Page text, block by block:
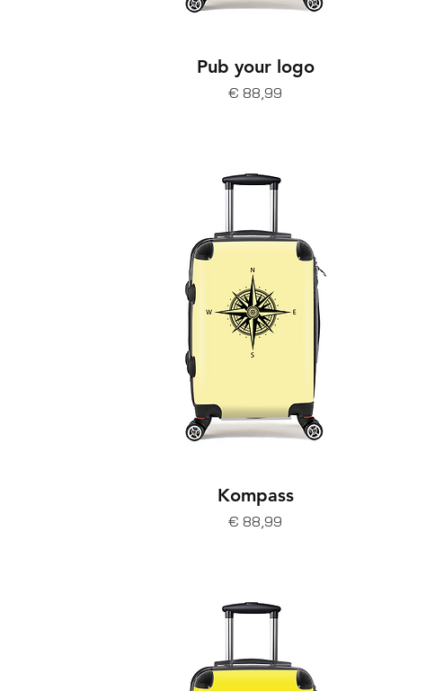
Pub your logo
Prijs
€ 88,99
Kompass
Prijs
€ 88,99